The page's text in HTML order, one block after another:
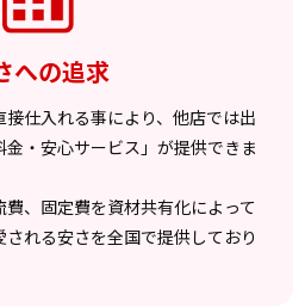
への追求
仕入れる事により、他店では出
・安心サービス」が提供できま
、固定費を資材共有化によって
れる安さを全国で提供しており